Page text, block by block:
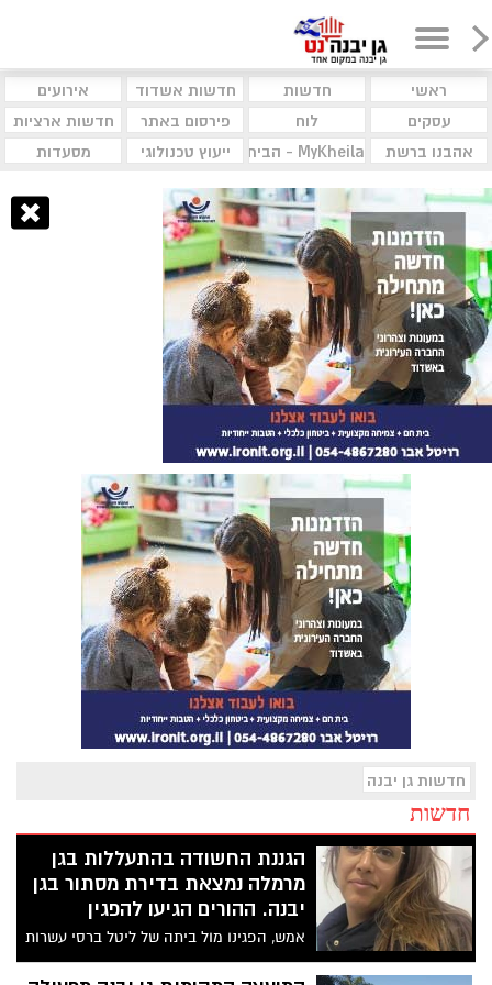
ראשי חדשות חדשות אשדוד
אירועים
עסקים
לוח פירסום באתר
חדשות ארציות
אהבנו ברשת
MyKheila - הבית לעסקים וקהילות ייעוץ טכנולוגי מסעדות
חדשות גן יבנה
חדשות
הגננת החשודה בהתעללות בגן
מרמלה נמצאת בדירת מסתור בגן
יבנה. ההורים הגיעו להפגין
אמש, הפגינו מול ביתה של ליטל ברסי עשרות
הורים הדורשים לעשיית צדק. ליטל ברסי היא